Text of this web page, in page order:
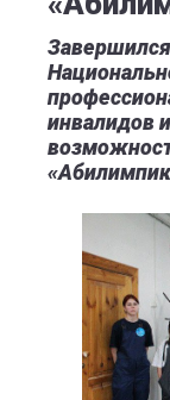
инвалидов